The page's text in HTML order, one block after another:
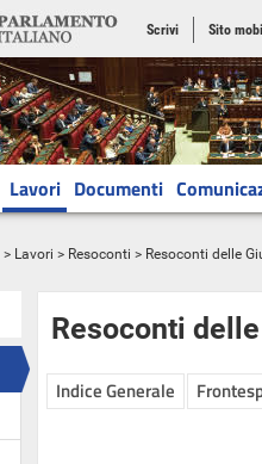
Scrivi Sito
Lavori Documenti
> Lavori > Resoconti > Resoconti delle
Resoconti
Indice Generale